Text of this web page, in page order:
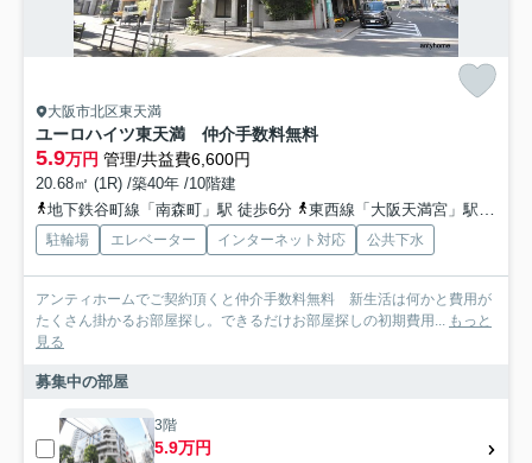
大阪市北区東天満
ユーロハイツ東天満 仲介手数料無料
5.9万円 管理/共益費6,600円
20.68㎡ (1R) /築40年 /10階建
地下鉄谷町線「南森町」駅 徒歩6分
東西線「大阪天満宮」駅 徒歩4分
駐輪場 エレベーター インターネット対応 公共下水
アンティホームでご契約頂くと仲介手数料無料 新生活は何かと費用が
たくさん掛かるお部屋探し。できるだけお部屋探しの初期費用...
もっと
見る
募集中の部屋
3階
5.9万円